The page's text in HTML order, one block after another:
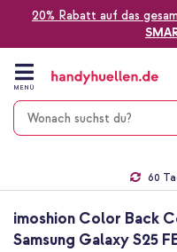
20% Rabatt auf das
Zum
Inhalt
springen
MENÜ
60
imoshion Color Back
Samsung Galaxy S25